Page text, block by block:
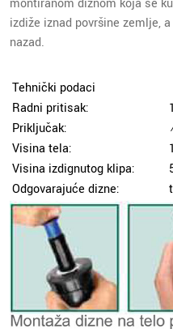
montiranom diznom koja se
izdiže iznad površine zemlje,
nazad.
Tehnički podaci
Radni pritisak:
Priključak:
Visina tela:
Visina izdignutog klipa:
Odgovarajuće dizne: